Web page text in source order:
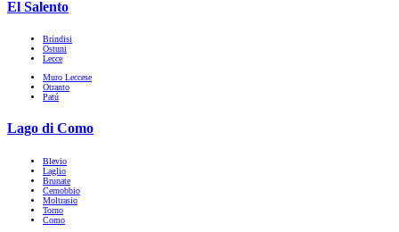
El Salento
Brindisi
Ostuni
Lecce
Muro Leccese
Otranto
Patú
Lago di Como
Blevio
Laglio
Brunate
Cernobbio
Moltrasio
Torno
Como